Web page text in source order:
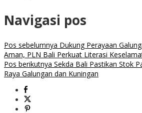
Navigasi pos
Pos sebelumnya Dukung Perayaan
Aman, PLN Bali Perkuat Literasi
Pos berikutnya Sekda Bali Pastikan Stok
Raya Galungan dan Kuningan